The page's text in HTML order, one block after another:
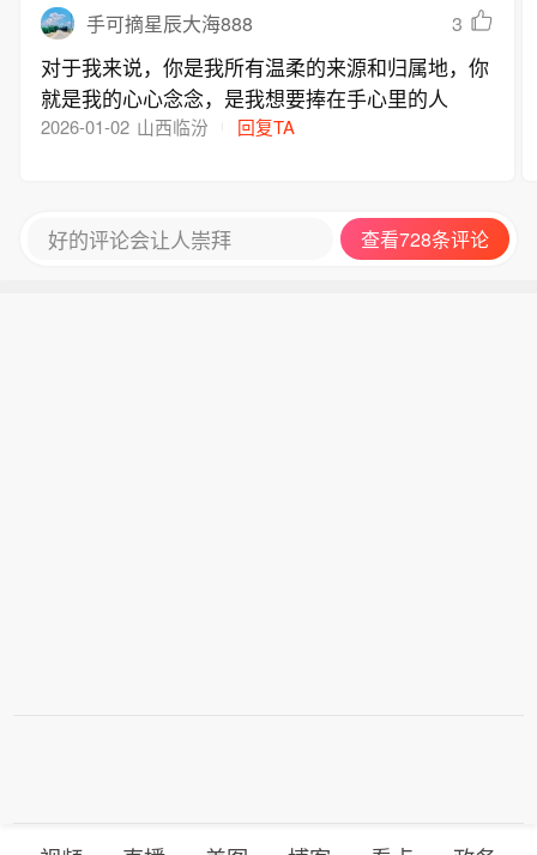
手可摘星辰大海888 3
对于我来说，你是我所有温柔的来源和归属地，你
就是我的心心念念，是我想要捧在手心里的人
2026-01-02 山西临汾 回复TA
好的评论会让人崇拜 查看728条评论